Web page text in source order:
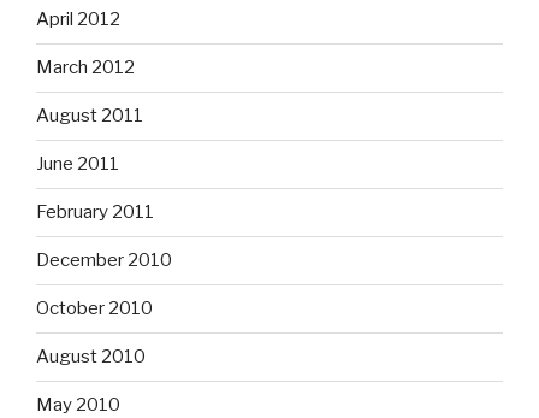
April 2012
March 2012
August 2011
June 2011
February 2011
December 2010
October 2010
August 2010
May 2010